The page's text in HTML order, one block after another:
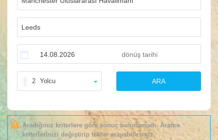
2 Yolcu ARA
Aradığınız kriterlere göre sonuç bulunamadı. Arama
kriterlerinizi değiştirip tekrar arayabilirsiniz.